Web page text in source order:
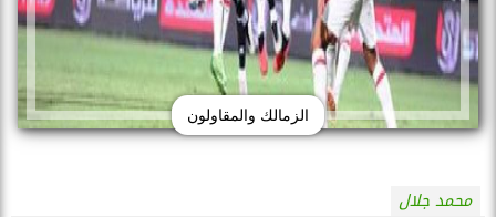
الزمالك والمقاولون
محمد جلال